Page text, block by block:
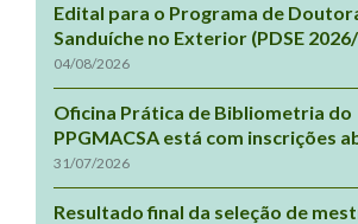
Edital para o Programa de
Sanduíche no Exterior (PDSE
04/08/2026
Oficina Prática de Bibliometria do
PPGMACSA está com inscrições
31/07/2026
Resultado final da seleção de